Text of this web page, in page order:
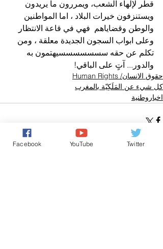
قطر لإلهاء الشعب، ويمررون ما يريدون
ويستنزفون خيرات البلاد ، اما المواطنين
والوطن وقضاياهم  فهي في قاعة الانتظار
وعلى ابواب السجون الجديدة معلقة ، ومن
تكلم عن حقه سسسسسسسيهتمون به
والدور... آتٍ على الباقي!
حقوق الانسان/ Human Rights
كل شيء عن المَلَكِيّة بالمغرب
اخباروطنية
Facebook YouTube Twitter